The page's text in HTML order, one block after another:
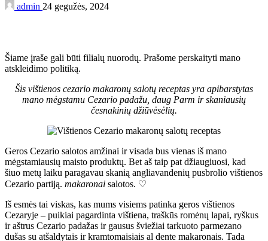
admin 24 gegužės, 2024
Šiame įraše gali būti filialų nuorodų. Prašome perskaityti mano
atskleidimo politiką.
Šis vištienos cezario makaronų salotų receptas yra apibarstytas
mano mėgstamu Cezario padažu, daug Parm ir skaniausių
česnakinių džiūvėsėlių.
Geros Cezario salotos amžinai ir visada bus vienas iš mano
mėgstamiausių maisto produktų. Bet aš taip pat džiaugiuosi, kad
šiuo metų laiku paragavau skanią angliavandenių pusbrolio vištienos
Cezario partiją. makaronai salotos. ♡
Iš esmės tai viskas, kas mums visiems patinka geros vištienos
Cezaryje – puikiai pagardinta vištiena, traškūs romėnų lapai, ryškus
ir aštrus Cezario padažas ir gausus šviežiai tarkuoto parmezano
dušas su atšaldytais ir kramtomaisiais al dente makaronais. Tada